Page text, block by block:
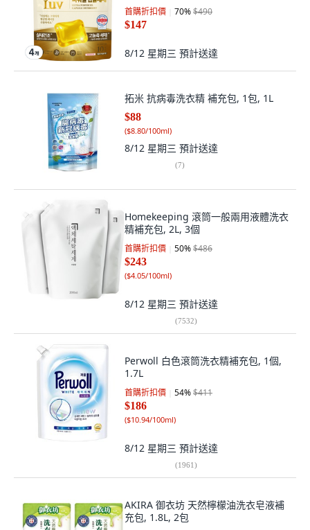
首購折扣價 70%$490
$147
8/12 星期三 預計送達
拓米 抗病毒洗衣精 補充包, 1包, 1L
$88
($8.80/100ml)
8/12 星期三 預計送達
(7)
Homekeeping 滾筒一般兩用液體洗衣
精補充包, 2L, 3個
首購折扣價 50%$486
$243
($4.05/100ml)
8/12 星期三 預計送達
(7532)
Perwoll 白色滾筒洗衣精補充包, 1個,
1.7L
首購折扣價 54%$411
$186
($10.94/100ml)
8/12 星期三 預計送達
(1961)
AKIRA 御衣坊 天然檸檬油洗衣皂液補
充包, 1.8L, 2包